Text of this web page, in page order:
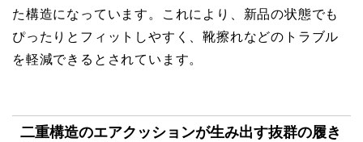
た構造になっています。これにより、新品の状態でも
ぴったりとフィットしやすく、靴擦れなどのトラブル
を軽減できるとされています。
二重構造のエアクッションが生み出す抜群の履き